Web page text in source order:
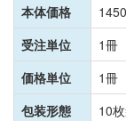
本体価格
受注単位
1冊
価格単位
1冊
包装形態
10